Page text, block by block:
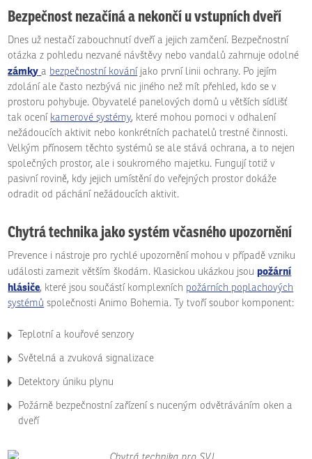
Bezpečnost nezačíná a nekončí u vstupních dveří
Dnes už nestačí zabouchnutí dveří a jejich zamčení. Bezpečnostní
otázka z pohledu nezvané návštěvy nebo vandalů zahrnuje odolné
zámky a bezpečnostní kováníjako první linii ochrany. Po jejím
zdolání ale často nezbývá nic jiného než mít přehled, kdo se v
prostoru pohybuje. Obyvatelé panelových domů u větších sídlišť
tak ocení kamerové systémy, které mohou pomoci v odhalení
nežádoucích aktivit nebo konkrétních pachatelů trestné činnosti.
Velkým přínosem těchto systémů se ale stává ochrana, a to nejen
společných prostor, ale i soukromého majetku. Fungují totiž v
pasivní rovině, kdy jejich umístění do veřejných prostor dokáže
odradit od páchání nežádoucích aktivit.
Chytrá technika jako systém včasného upozornění
Prevence i nástroje pro rychlé upozornění mohou v případě vzniku
události zamezit větším škodám. Klasickou ukázkou jsou požární
hlásiče, které jsou součástí komplexních požárních poplachových
systémů společnosti Animo Bohemia. Ty tvoří soubor komponent:
Teplotní a kouřové senzory
Světelná a zvuková signalizace
Detektory úniku plynu
Požárně bezpečnostní zařízení s nuceným odvětráváním oken a
dveří